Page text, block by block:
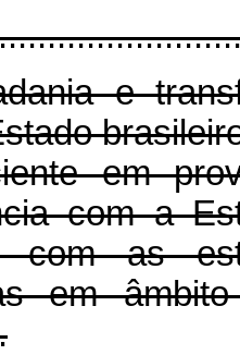
e
em
com a
com as
em